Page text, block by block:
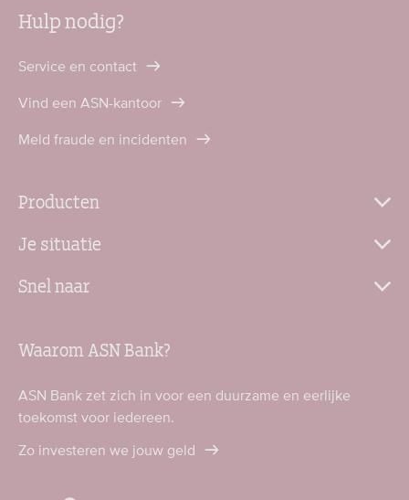
Hulp nodig?
Service en contact
Vind een ASN-kantoor
Meld fraude en incidenten
Producten
Je situatie
Snel naar
Waarom ASN Bank?
ASN Bank zet zich in voor een duurzame en eerlijke
toekomst voor iedereen.
Zo investeren we jouw geld